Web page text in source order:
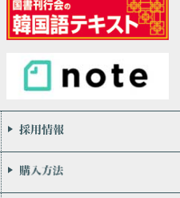
会社案内
お問い合わせ